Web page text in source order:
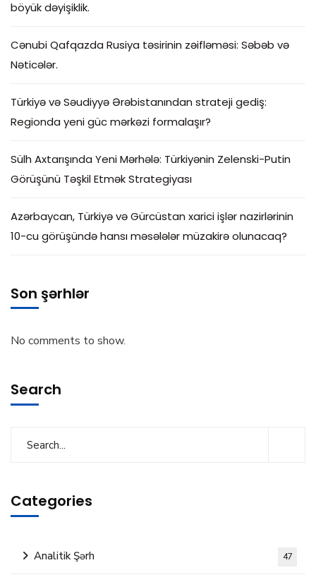
böyük dəyişiklik.
Cənubi Qafqazda Rusiya təsirinin zəifləməsi: Səbəb və
Nəticələr.
Türkiyə və Səudiyyə Ərəbistanından strateji gediş:
Regionda yeni güc mərkəzi formalaşır?
Sülh Axtarışında Yeni Mərhələ: Türkiyənin Zelenski-Putin
Görüşünü Təşkil Etmək Strategiyası
Azərbaycan, Türkiyə və Gürcüstan xarici işlər nazirlərinin
10-cu görüşündə hansı məsələlər müzakirə olunacaq?
Son şərhlər
No comments to show.
Search
Categories
Analitik Şərh 47